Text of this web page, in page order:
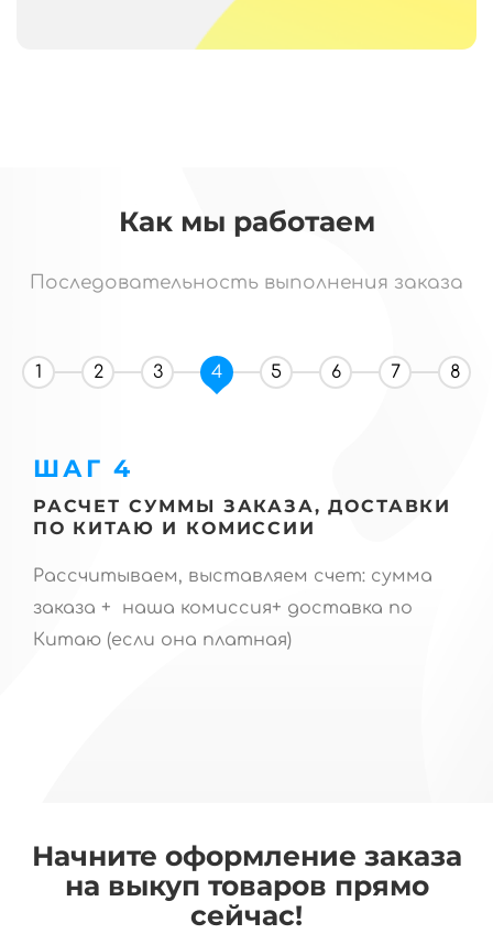
Как мы работаем
Последовательность выполнения заказа
1 2 3 4 5 6 7 8
ШАГ 4
РАСЧЕТ СУММЫ ЗАКАЗА, ДОСТАВКИ
ПО КИТАЮ И КОМИССИИ
Рассчитываем, выставляем счет: сумма
заказа + наша комиссия+ доставка по
Китаю (если она платная)
Начните оформление заказа
на выкуп товаров прямо
сейчас!